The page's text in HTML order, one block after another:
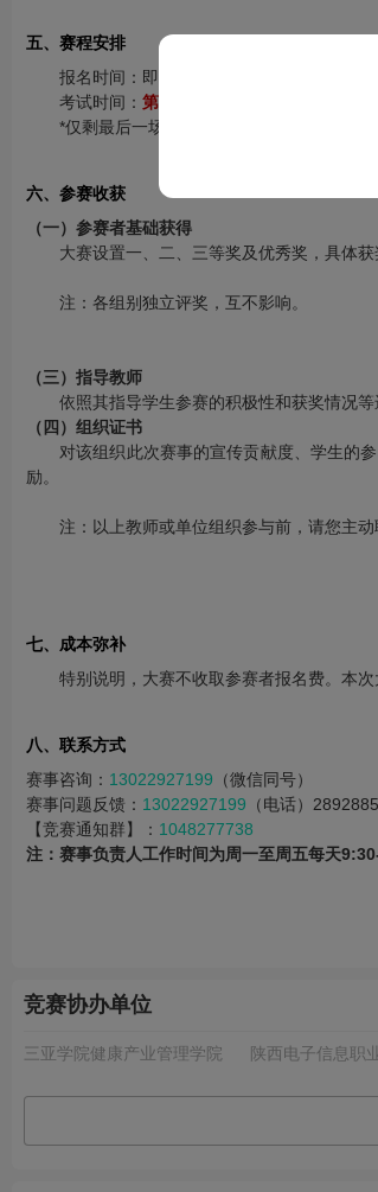
五、赛程安排
报名时间：即日起-2026年7月25日
考试时间： 第四场 7月25日
*仅剩最后一场考试机会！证书邮寄时间均
六、参赛收获
（一）参赛者基础获得
大赛设置一、二、三等奖及优秀奖，具体获
注：各组别独立评奖，互不影响。
（三）指导教师
依照其指导学生参赛的积极性和获奖情况
（四）组织证书
对该组织此次赛事的宣传贡献度、学生的
励。
注：以上教师或单位组织参与前，请您主
七、成本弥补
特别说明，大赛不收取参赛者报名费。本
八、联系方式
赛事咨询： 13022927199 （微信同号）
赛事问题反馈： 13022927199 （电话）
【竞赛通知群】： 1048277738
注：赛事负责人工作时间为周一至周五每天
竞赛协办单位
三亚学院健康产业管理学院 陕西电子信息职